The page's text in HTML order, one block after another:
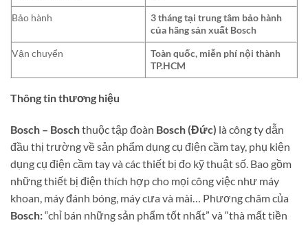
Bảo hành
3 tháng tại trung tâm bảo hành
của hãng sản xuất Bosch
Vận chuyển
Toàn quốc, miễn phí nội thành
TP.HCM
Thông tin thương hiệu
Bosch – Boschthuộc tập đoàn Bosch (Đức) là công ty dẫn
đầu thị trường về sản phẩm dụng cụ điện cầm tay, phụ kiện
dụng cụ điện cầm tay và các thiết bị đo kỹ thuật số. Bao gồm
những thiết bị điện thích hợp cho mọi công việc như máy
khoan, máy đánh bóng, máy cưa và mài… Phương châm của
Bosch:“chỉ bán những sản phẩm tốt nhất” và “thà mất tiền